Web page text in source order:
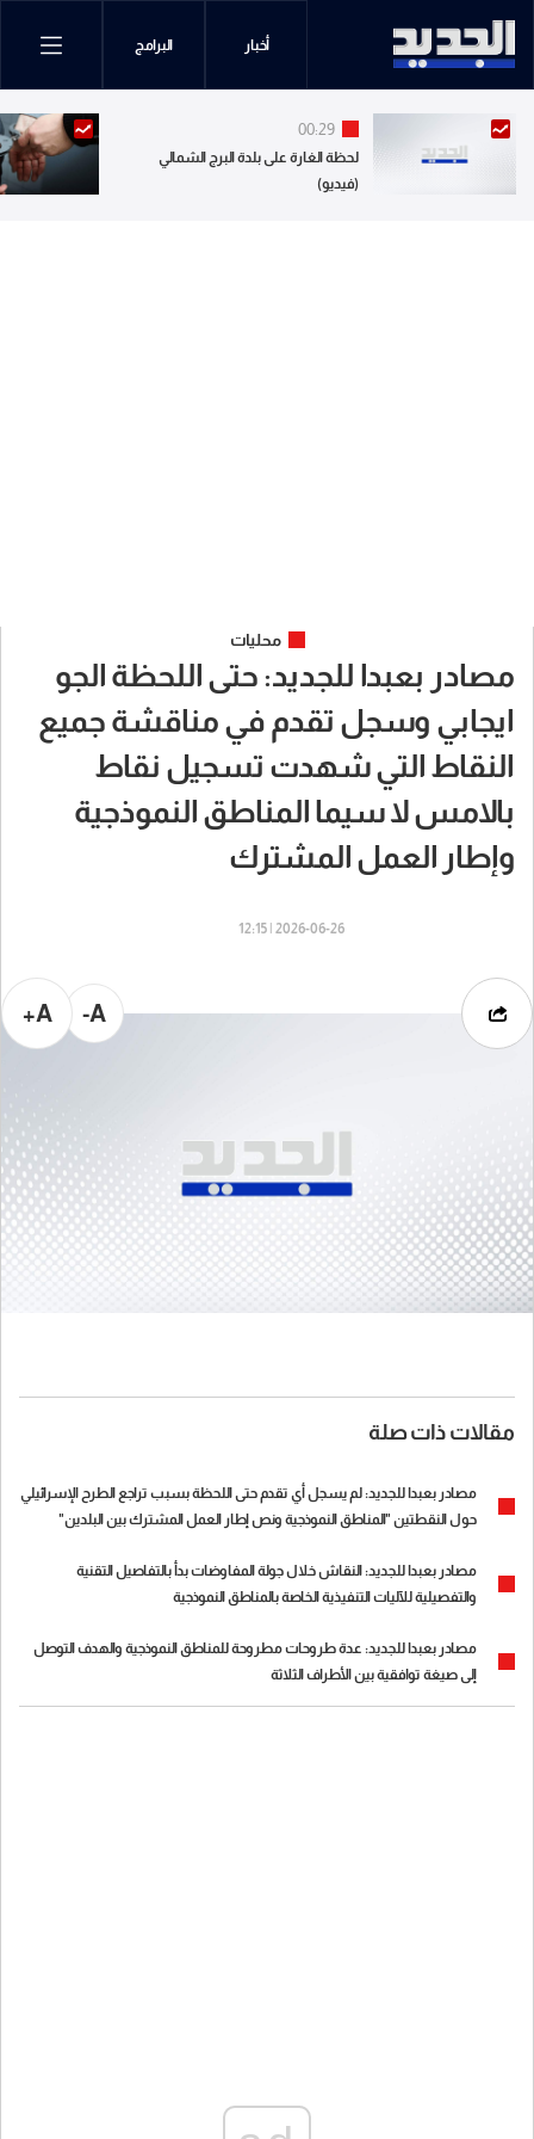
أخبار البرامج
00:29
لحظة الغارة على بلدة البرج الشمالي
(فيديو)
محليات
مصادر بعبدا للجديد: حتى اللحظة الجو
ايجابي وسجل تقدم في مناقشة جميع
النقاط التي شهدت تسجيل نقاط
بالامس لا سيما المناطق النموذجية
وإطار العمل المشترك
2026-06-26 | 12:15
A-
A+
مقالات ذات صلة
مصادر بعبدا للجديد: لم يسجل أي تقدم حتى اللحظة بسبب تراجع الطرح الإسرائيلي
حول النقطتين "المناطق النموذجية ونص إطار العمل المشترك بين البلدين"
مصادر بعبدا للجديد: النقاش خلال جولة المفاوضات بدأ بالتفاصيل التقنية
والتفصيلية للآليات التنفيذية الخاصة بالمناطق النموذجية
مصادر بعبدا للجديد: عدة طروحات مطروحة للمناطق النموذجية والهدف التوصل
إلى صيغة توافقية بين الأطراف الثلاثة